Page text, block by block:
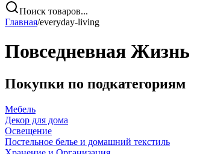
Поиск товаров...
Главная/everyday-living
Повседневная Жизнь
Покупки по подкатегориям
Мебель
Декор для дома
Освещение
Постельное белье и домашний текстиль